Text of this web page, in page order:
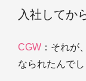
入社してか
CGW ：それが
なられたんでし